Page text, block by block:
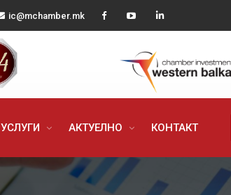
ic@mchamber.mk
УСЛУГИ АКТУЕЛНО КОНТАКТ